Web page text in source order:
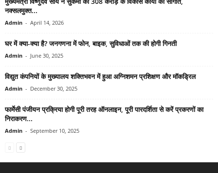
नक्सलमुक्त...
Admin - April 14, 2026
घर में क्या-क्या है? जनगणना में फोन, बाइक, सुविधाओं तक की होगी गिनती
Admin - June 30, 2025
विद्युत कंपनियों के मुख्यालय शक्त‍िभवन में हुआ अग्न‍िशमन प्रशिक्षण और मॉकड्रि‍ल
Admin - December 30, 2025
फार्मेसी पंजीयन प्रक्रिया होगी पूरी तरह ऑनलाइन, पूरी पारदर्शिता से करें प्रकरणों का
निराकरण...
Admin - September 10, 2025